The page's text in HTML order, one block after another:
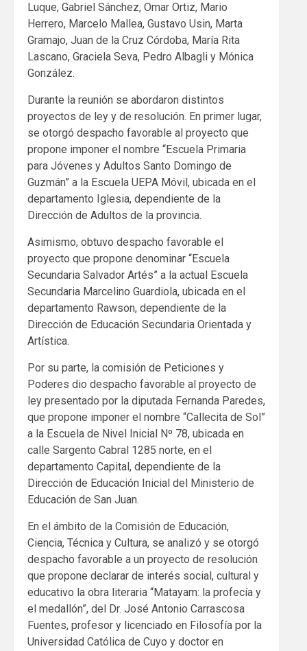
Luque, Gabriel Sánchez, Omar Ortiz, Mario
Herrero, Marcelo Mallea, Gustavo Usin, Marta
Gramajo, Juan de la Cruz Córdoba, María Rita
Lascano, Graciela Seva, Pedro Albagli y Mónica
González.
Durante la reunión se abordaron distintos
proyectos de ley y de resolución. En primer lugar,
se otorgó despacho favorable al proyecto que
propone imponer el nombre “Escuela Primaria
para Jóvenes y Adultos Santo Domingo de
Guzmán” a la Escuela UEPA Móvil, ubicada en el
departamento Iglesia, dependiente de la
Dirección de Adultos de la provincia.
Asimismo, obtuvo despacho favorable el
proyecto que propone denominar “Escuela
Secundaria Salvador Artés” a la actual Escuela
Secundaria Marcelino Guardiola, ubicada en el
departamento Rawson, dependiente de la
Dirección de Educación Secundaria Orientada y
Artística.
Por su parte, la comisión de Peticiones y
Poderes dio despacho favorable al proyecto de
ley presentado por la diputada Fernanda Paredes,
que propone imponer el nombre “Callecita de Sol”
a la Escuela de Nivel Inicial Nº 78, ubicada en
calle Sargento Cabral 1285 norte, en el
departamento Capital, dependiente de la
Dirección de Educación Inicial del Ministerio de
Educación de San Juan.
En el ámbito de la Comisión de Educación,
Ciencia, Técnica y Cultura, se analizó y se otorgó
despacho favorable a un proyecto de resolución
que propone declarar de interés social, cultural y
educativo la obra literaria “Matayam: la profecía y
el medallón”, del Dr. José Antonio Carrascosa
Fuentes, profesor y licenciado en Filosofía por la
Universidad Católica de Cuyo y doctor en